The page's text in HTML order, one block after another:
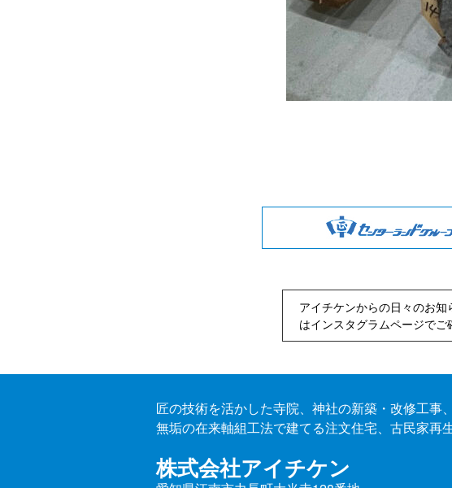
アイチケンからの日々のお
はインスタグラムページでご
匠の技術を活かした寺院、神社の新築・改修工事
無垢の在来軸組工法で建てる注文住宅、古民家再
株式会社アイチケン